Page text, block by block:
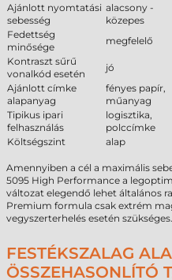
Ajánlott nyomtatási
sebesség
alacsony -
közepes
Fedettség
minősége
megfelelő
Kontraszt sűrű
vonalkód esetén
jó
Ajánlott címke
alapanyag
fényes papír,
műanyag
Tipikus ipari
felhasználás
logisztika,
polccímke
Költségszint
alap
Amennyiben a cél a maximális
5095 High Performance a
változat elegendő lehet általános
Premium formula csak extrém
vegyszerterhelés esetén szükséges.
FESTÉKSZALAG
ÖSSZEHASONLÍTÓ